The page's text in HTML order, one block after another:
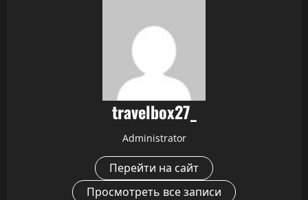
travelbox27_
Administrator
Перейти на сайт
Просмотреть все записи